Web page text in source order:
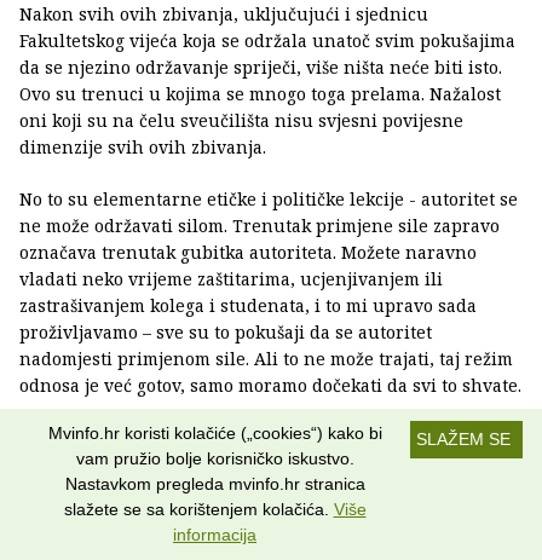
Nakon svih ovih zbivanja, uključujući i sjednicu
Fakultetskog vijeća koja se održala unatoč svim pokušajima
da se njezino održavanje spriječi, više ništa neće biti isto.
Ovo su trenuci u kojima se mnogo toga prelama. Nažalost
oni koji su na čelu sveučilišta nisu svjesni povijesne
dimenzije svih ovih zbivanja.
No to su elementarne etičke i političke lekcije - autoritet se
ne može održavati silom. Trenutak primjene sile zapravo
označava trenutak gubitka autoriteta. Možete naravno
vladati neko vrijeme zaštitarima, ucjenjivanjem ili
zastrašivanjem kolega i studenata, i to mi upravo sada
proživljavamo – sve su to pokušaji da se autoritet
nadomjesti primjenom sile. Ali to ne može trajati, taj režim
odnosa je već gotov, samo moramo dočekati da svi to shvate.
Preporuči članak
– POVEZANI SADRŽAJ –
SLAŽEM SE
Mvinfo.hr koristi kolačiće („cookies“) kako bi
vam pružio bolje korisničko iskustvo.
Nastavkom pregleda mvinfo.hr stranica
slažete se sa korištenjem kolačića. Više
informacija